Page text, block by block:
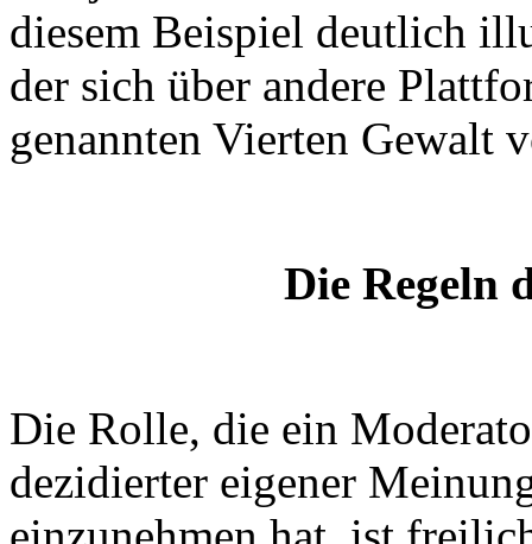
diesem Beispiel deutlich
der sich über andere
genannten Vierten Gewalt
Die Regeln
Die Rolle, die ein
dezidierter eigener